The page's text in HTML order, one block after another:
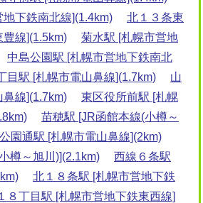
下鉄南北線](1.4km)
北１３条東
線](1.5km)
菊水駅 [札幌市営地
中島公園駅 [札幌市営地下鉄南北
目駅 [札幌市電山鼻線](1.7km)
山
線](1.7km)
東区役所前駅 [札幌
苗穂駅 [JR函館本線(小樽～
園通駅 [札幌市電山鼻線](2km)
樽～旭川)](2.1km)
西線６条駅
北１８条駅 [札幌市営地下鉄
８丁目駅 [札幌市営地下鉄東西線]